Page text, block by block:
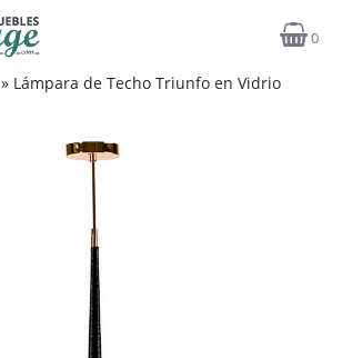
0
» Lámpara de Techo Triunfo en Vidrio